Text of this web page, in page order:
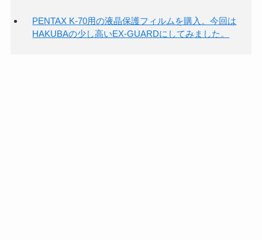
PENTAX K-70用の液晶保護フィルムを購入。今回は
HAKUBAの少し高いEX-GUARDにしてみました。